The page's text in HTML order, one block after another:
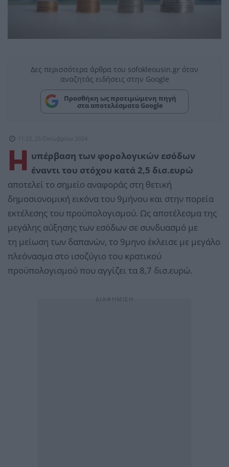
Δες περισσότερα άρθρα του sofokleousin.gr όταν
αναζητάς ειδήσεις στην Google
Προσθήκη ως προτιμώμενη πηγή
στα αποτελέσματα Google
11:23, 25 Οκτωβρίου 2024
Η
υπέρβαση των φορολογικών εσόδων
έναντι του στόχου κατά 2,5 δισ.ευρώ
αποτελεί το σημείο αναφοράς στη θετική
δημοσιονομική εικόνα του 9μήνου και στην πορεία
εκτέλεσης του προϋπολογισμού. Ως αποτέλεσμα της
μεγάλης αύξησης των εσόδων σε συνδυασμό με
τη μείωση των δαπανών, το 9μηνο έκλεισε με μεγάλο
πλεόνασμα στο ισοζύγιο του κρατικού
προϋπολογισμού που αγγίζει τα 8,7 δισ.ευρώ.